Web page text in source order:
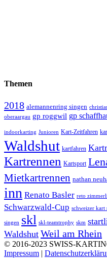
Themen
2018 alemannenring singen
oberaargau gp roggwil gp
indoorkarting Junioren Kart-Zeitfahren
Waldshut kartfahren
Kartrennen Kartsport
Mietkartrennen nathan
inn Renato Basler reto zimmerli
Schwarzwald-Cup schweizer kart
singen skl skl-teamtrophy skm
Waldshut Weil am Rhein
© 2016-2023 SWISS-
Impressum |